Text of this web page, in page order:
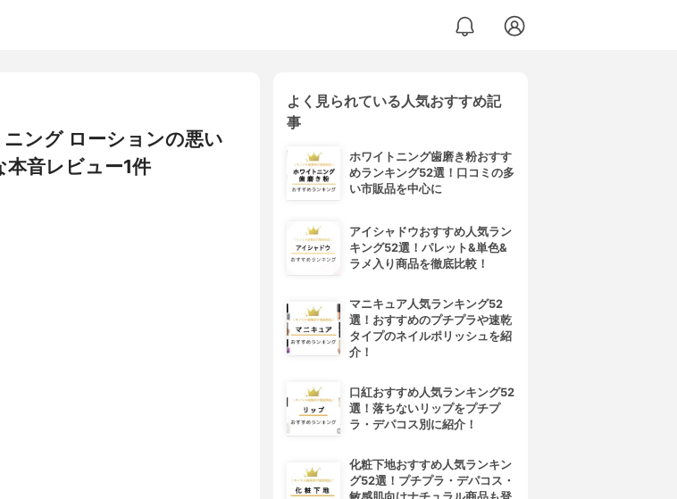
ング ローションの悪い
音レビュー1件
よく見られている人気おすすめ記
事
ホワイトニング歯磨き粉おすす
めランキング52選！口コミの多
い市販品を中心に
アイシャドウおすすめ人気ラン
キング52選！パレット&単色&
ラメ入り商品を徹底比較！
マニキュア人気ランキング52
選！おすすめのプチプラや速乾
タイプのネイルポリッシュを紹
介！
口紅おすすめ人気ランキング52
選！落ちないリップをプチプ
ラ・デパコス別に紹介！
化粧下地おすすめ人気ランキン
グ52選！プチプラ・デパコス・